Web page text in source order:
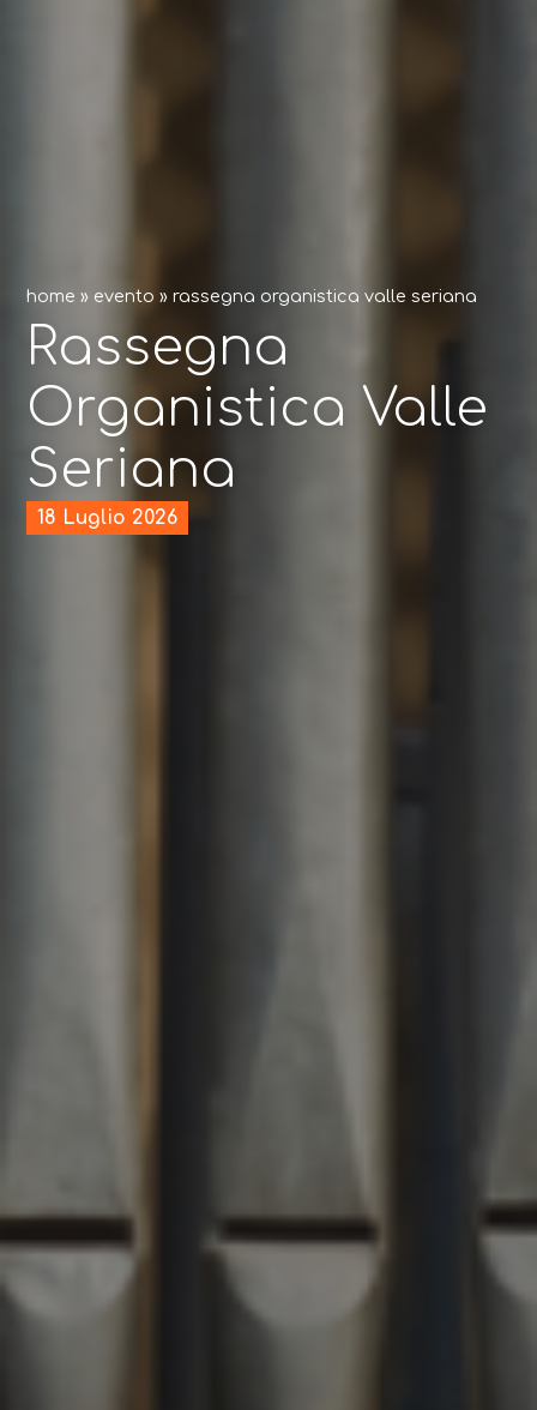
home » evento »rassegna organistica valle seriana
Rassegna
Organistica Valle
Seriana
18 Luglio 2026